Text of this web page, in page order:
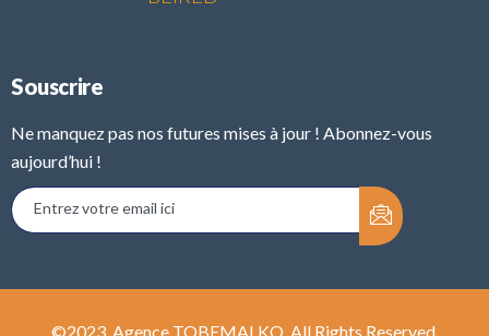
Souscrire
Ne manquez pas nos futures mises à jour ! Abonnez-vous
aujourd’hui !
©2023. Agence TOBEMALKO. All Rights Reserved.